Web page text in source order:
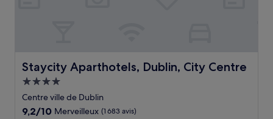
Staycity Aparthotels, Dublin, City Centre
Staycity Aparthotels, Dublin, City Centre
Hébergement
4.0 étoiles
Centre ville de Dublin
9.2
9,2/10 Merveilleux (1 683 avis)